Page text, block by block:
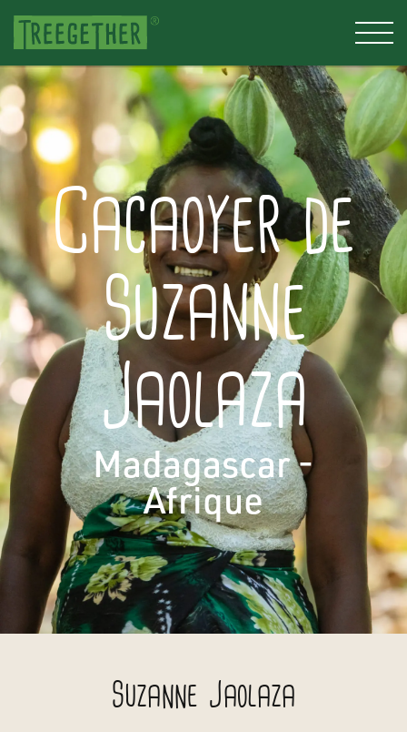
Cacaoyer de
Suzanne
Jaolaza
Madagascar -
Afrique
Suzanne Jaolaza